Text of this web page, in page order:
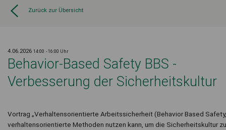
Zurück zur Übersicht
4.06.2026 14:00 - 16:00 Uhr
Behavior-Based Safety BBS -
Verbesserung der Sicherheitskultur
Vortrag „Verhaltensorientierte Arbeitssicherheit (Behavior Based
verhaltensorientierte Methoden nutzen kann, um die Sicherheitskultur